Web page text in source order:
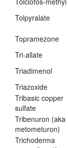
Tolpyralate
Topramezone
Tri-allate
Triadimenol
Triazoxide
Tribasic copper
sulfate
Tribenuron (aka
metometuron)
Trichoderma